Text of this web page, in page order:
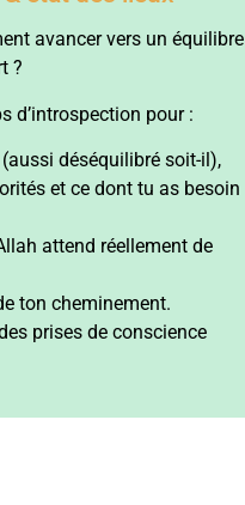
avancer vers un équilibre
?
d’introspection pour :
déséquilibré soit-il),
et ce dont tu as besoin
attend réellement de
ton cheminement.
prises de conscience